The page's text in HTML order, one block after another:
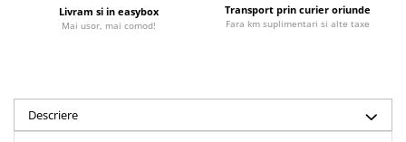
Enciclopedii
Literatura
Marturii
Romane
Statuete
Sticle apa
Livram si in easybox
Mai usor, mai comod!
Transport prin curier oriunde
Fara km suplimentari si alte taxe
Descriere